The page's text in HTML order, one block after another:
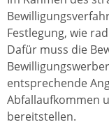
Festlegung, wie
Dafür muss die
entsprechende
Abfallaufkommen
bereitstellen.